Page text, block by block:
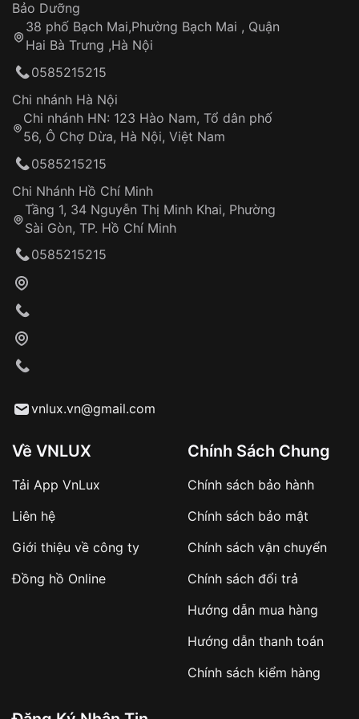
Xem thêm
Thời gian tính từ khi xác nhận đơn hàng thành
công
Hotline: 0585 215 215
Từ khóa SEO:
Khách hàng kiểm tra và thanh toán trực tiếp
Từ khóa SEO:
sản phẩm đặc biệt
hàng
Số tiền còn lại thanh toán khi nhận hàng hoặc
✔️ Đảm bảo xử lý đơn hàng nhanh chóng
✔️ Hạn chế tình trạng hủy đơn không mong
Sản phẩm đã bị:
Tự ý sửa chữa
thống VNLUX
Đảm bảo quyền lợi khách hàng
Đồng hành cùng khách hàng trong suốt quá
trình sử dụng
Bảo Dưỡng
38 phố Bạch Mai,Phường Bạch Mai , Quận
Hai Bà Trưng ,Hà Nội
0585215215
Chi nhánh Hà Nội
Chi nhánh HN: 123 Hào Nam, Tổ dân phố
56, Ô Chợ Dừa, Hà Nội, Việt Nam
0585215215
Chi Nhánh Hồ Chí Minh
Tầng 1, 34 Nguyễn Thị Minh Khai, Phường
Sài Gòn, TP. Hồ Chí Minh
0585215215
vnlux.vn@gmail.com
Về VNLUX
Tải App VnLux
Liên hệ
Giới thiệu về công ty
Đồng hồ Online
Chính Sách Chung
Chính sách bảo hành
Chính sách bảo mật
Chính sách vận chuyển
Chính sách đổi trả
Hướng dẫn mua hàng
Hướng dẫn thanh toán
Chính sách kiểm hàng